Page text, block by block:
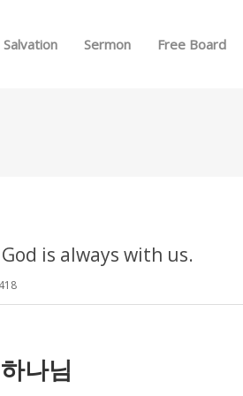
Salvation Sermon Free Board
is always with us.
하나님